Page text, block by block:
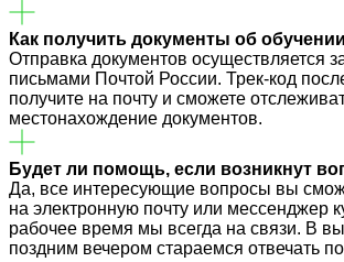
Как получить документы об
Отправка документов осуществляется
письмами Почтой России. Трек-код
получите на почту и сможете
местонахождение документов.
Будет ли помощь, если возникнут
Да, все интересующие вопросы вы
на электронную почту или мессенджер
рабочее время мы всегда на связи. В
поздним вечером стараемся отвечать